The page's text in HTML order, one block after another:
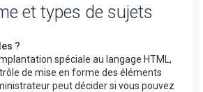
et types de sujets
?
spéciale au langage HTML,
de mise en forme des éléments
peut décider si vous pouvez